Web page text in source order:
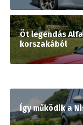
Öt legendás
korszakából
Így működik a